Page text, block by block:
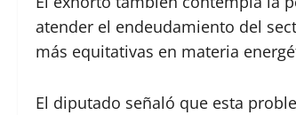
atender el endeudamiento del
más equitativas en materia
El diputado señaló que esta